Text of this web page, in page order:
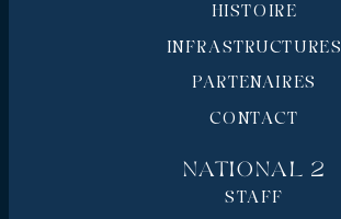
HISTOIRE
INFRASTRUCTURES
PARTENAIRES
CONTACT
National 2
STAFF